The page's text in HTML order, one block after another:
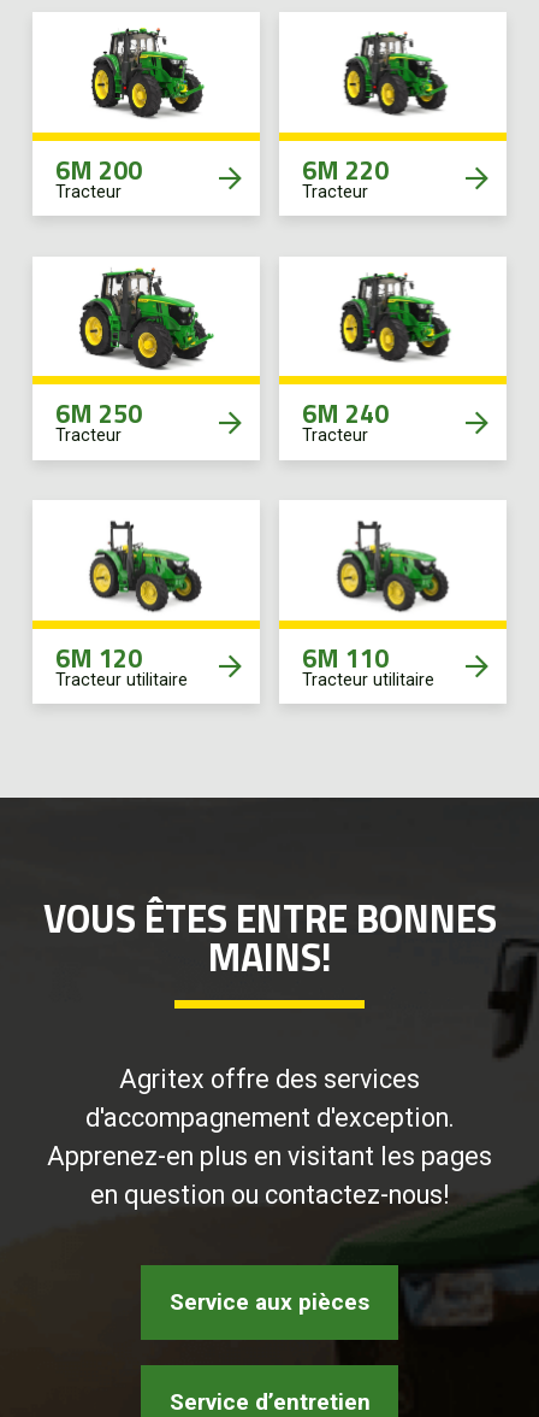
6M 200
Tracteur
6M 220
Tracteur
6M 250
Tracteur
6M 240
Tracteur
6M 120
Tracteur utilitaire
6M 110
Tracteur utilitaire
VOUS ÊTES ENTRE BONNES
MAINS!
Agritex offre des services
d'accompagnement d'exception.
Apprenez-en plus en visitant les pages
en question ou contactez-nous!
Service aux pièces
Service d’entretien